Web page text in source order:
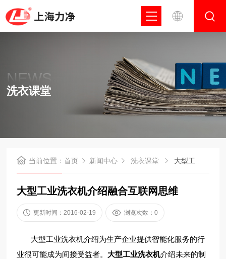
NEWS
洗衣课堂
当前位置：首页 新闻中心 洗衣课堂 大型工业洗衣机介绍融合互联网思维
大型工业洗衣机介绍融合互联网思维
更新时间：2016-02-19 浏览次数：0
大型工业洗衣机介绍为生产企业提供智能化服务的行
业很可能成为间接受益者。 大型工业洗衣机介绍未来的制